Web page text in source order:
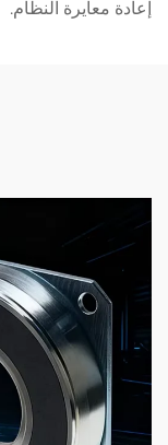
إعادة معايرة النظام.